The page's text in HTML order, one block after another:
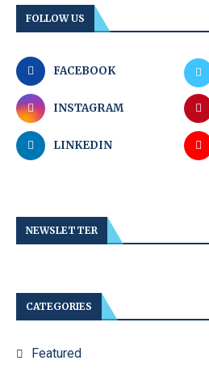
FOLLOW US
FACEBOOK
INSTAGRAM
LINKEDIN
NEWSLETTER
CATEGORIES
Featured